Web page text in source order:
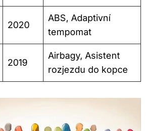
2020
ABS, Adaptivní
tempomat
2019
Airbagy, Asistent
rozjezdu do kopce